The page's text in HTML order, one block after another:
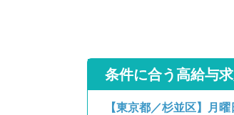
条件に合う高給与
【東京都／杉並区】月